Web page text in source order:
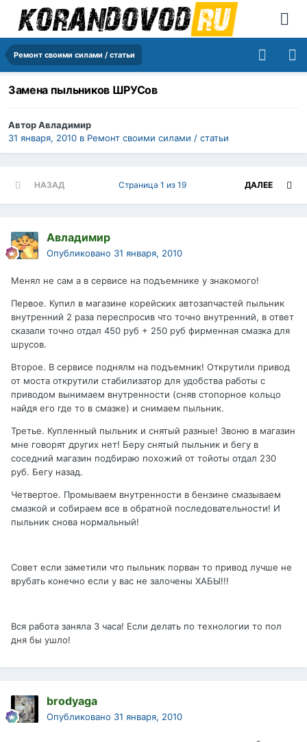
Ремонт своими силами / статьи
Замена пыльников ШРУСов
АвторАвладимир
31 января, 2010 в Ремонт своими силами / статьи
НАЗАД ДАЛЕЕ
Страница 1 из 19
Авладимир
Опубликовано 31 января, 2010
Менял не сам а в сервисе на подъемнике у знакомого!
Первое. Купил в магазине корейских автозапчастей пыльник
внутренний 2 раза переспросив что точно внутренний, в ответ
сказали точно отдал 450 руб + 250 руб фирменная смазка для
шрусов.
Второе. В сервисе поднялм на подъемник! Открутили привод
от моста открутили стабилизатор для удобства работы с
приводом вынимаем внутренности (сняв стопорное кольцо
найдя его где то в смазке) и снимаем пыльник.
Третье. Купленный пыльник и снятый разные! Звоню в магазин
мне говорят других нет! Беру снятый пыльник и бегу в
соседний магазин подбираю похожий от тойоты отдал 230
руб. Бегу назад.
Четвертое. Промываем внутренности в бензине смазываем
смазкой и собираем все в обратной последовательности! И
пыльник снова нормальный!
Совет если заметили что пыльник порван то привод лучше не
врубать конечно если у вас не залочены ХАБЫ!!!
Вся работа заняла 3 часа! Если делать по технологии то пол
дня бы ушло!
brodyaga
Опубликовано 31 января, 2010